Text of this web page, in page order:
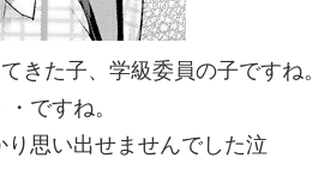
きた子、学級委員の子ですね。
ですね。
思い出せませんでした泣